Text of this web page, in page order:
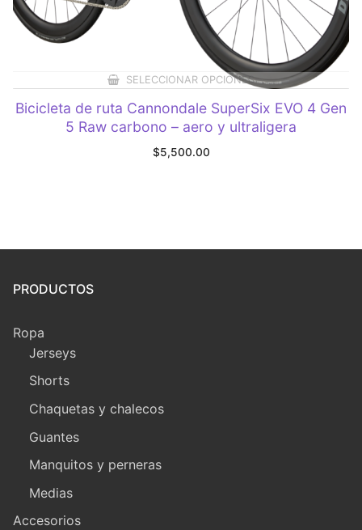
SELECCIONAR OPCIONES
Bicicleta de ruta Cannondale SuperSix EVO 4 Gen
5 Raw carbono – aero y ultraligera
$5,500.00
PRODUCTOS
Ropa
Jerseys
Shorts
Chaquetas y chalecos
Guantes
Manquitos y perneras
Medias
Accesorios